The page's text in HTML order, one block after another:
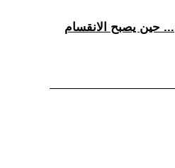
حين يصبح الانقسام